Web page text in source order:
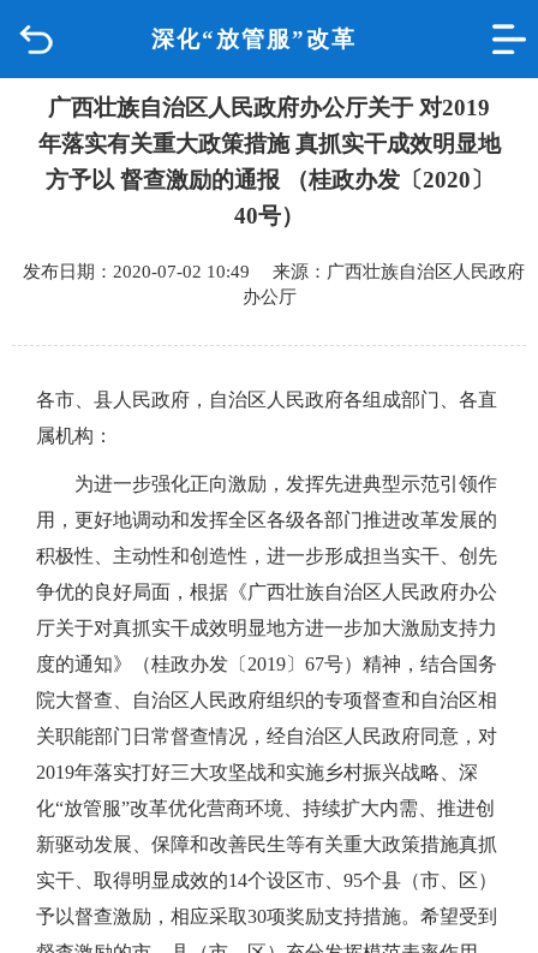
深化“放管服”改革
品质城中
新闻中心
数据专题
广西壮族自治区人民政府办公厅关于 对2019
年落实有关重大政策措施 真抓实干成效明显地
方予以 督查激励的通报 （桂政办发〔2020〕
40号）
发布日期：2020-07-02 10:49 来源：广西壮族自治区人民政府
办公厅
各市、县人民政府，自治区人民政府各组成部门、各直
属机构：
为进一步强化正向激励，发挥先进典型示范引领作
用，更好地调动和发挥全区各级各部门推进改革发展的
积极性、主动性和创造性，进一步形成担当实干、创先
争优的良好局面，根据《广西壮族自治区人民政府办公
厅关于对真抓实干成效明显地方进一步加大激励支持力
度的通知》（桂政办发〔2019〕67号）精神，结合国务
院大督查、自治区人民政府组织的专项督查和自治区相
关职能部门日常督查情况，经自治区人民政府同意，对
2019年落实打好三大攻坚战和实施乡村振兴战略、深
化“放管服”改革优化营商环境、持续扩大内需、推进创
新驱动发展、保障和改善民生等有关重大政策措施真抓
实干、取得明显成效的14个设区市、95个县（市、区）
予以督查激励，相应采取30项奖励支持措施。希望受到